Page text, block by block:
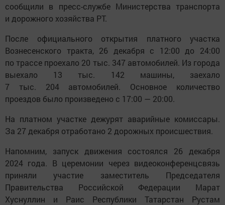
сообщили в пресс-службе Министерства транспорта
и дорожного хозяйства РТ.
После официального открытия платного участка
Вознесенского тракта, 26 декабря с 12:00 до 24:00
по трассе проехало 20 тыс. 347 автомобилей. Из города
выехало 13 тыс. 142 машины, заехало
7 тыс. 204 автомобилей. Основное количество
проездов было произведено с 17:00 — 20:00.
На платном участке дежурят аварийные комиссары.
За 27 декабря отработано 2 дорожных происшествия.
Напомним, запуск движения состоялся 26 декабря
2024 года. В церемонии через видеоконференцсвязь
приняли участие заместитель Председателя
Правительства Российской Федерации Марат
Хуснуллин и Раис Республики Татарстан Рустам